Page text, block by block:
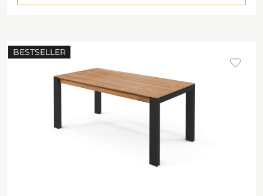
BESTSELLER